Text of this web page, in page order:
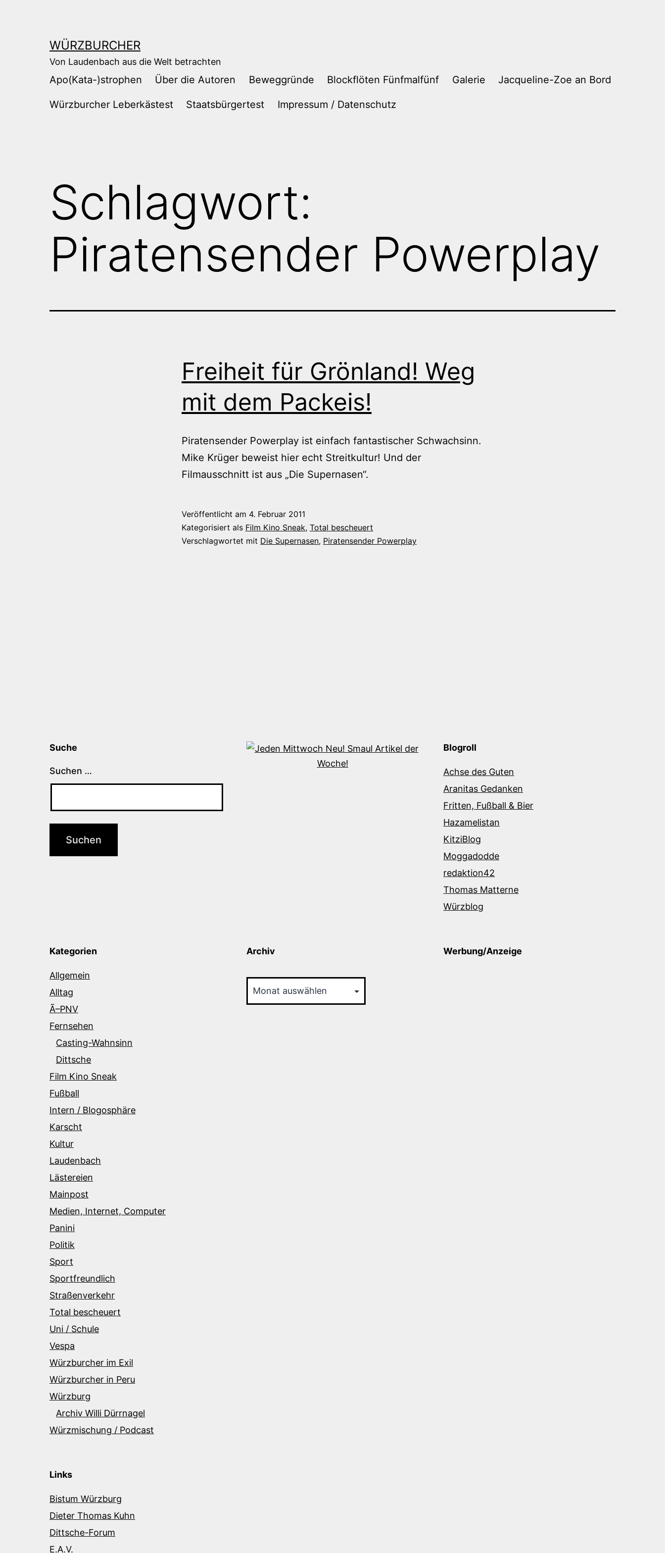
WÜRZBURCHER
Von Laudenbach aus die Welt betrachten
Apo(Kata-)strophen Über die Autoren Beweggründe Blockflöten Fünfmalfünf Galerie Jacqueline-Zoe an Bord
Würzburcher Leberkästest Staatsbürgertest Impressum / Datenschutz
Schlagwort:
Piratensender Powerplay
Freiheit für Grönland! Weg
mit dem Packeis!
Piratensender Powerplay ist einfach fantastischer Schwachsinn.
Mike Krüger beweist hier echt Streitkultur! Und der
Filmausschnitt ist aus „Die Supernasen“.
Veröffentlicht am 4. Februar 2011
Kategorisiert als Film Kino Sneak, Total bescheuert
Verschlagwortet mit Die Supernasen, Piratensender Powerplay
Suche
Suchen …
Blogroll
Achse des Guten
Aranitas Gedanken
Fritten, Fußball & Bier
Hazamelistan
KitziBlog
Moggadodde
redaktion42
Thomas Matterne
Würzblog
Kategorien
Allgemein
Alltag
Ã–PNV
Fernsehen
Casting-Wahnsinn
Dittsche
Film Kino Sneak
Fußball
Intern / Blogosphäre
Karscht
Kultur
Laudenbach
Lästereien
Mainpost
Medien, Internet, Computer
Panini
Politik
Sport
Sportfreundlich
Straßenverkehr
Total bescheuert
Uni / Schule
Vespa
Würzburcher im Exil
Würzburcher in Peru
Würzburg
Archiv Willi Dürrnagel
Würzmischung / Podcast
Archiv Werbung/Anzeige
Links
Bistum Würzburg
Dieter Thomas Kuhn
Dittsche-Forum
E.A.V.